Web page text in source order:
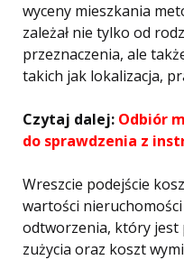
wyceny mieszkania
zależał nie tylko od
przeznaczenia, ale
takich jak lokalizacja,
Czytaj dalej: Odbiór
do sprawdzenia z
Wreszcie podejście
wartości
odtworzenia, który jest
zużycia oraz koszt